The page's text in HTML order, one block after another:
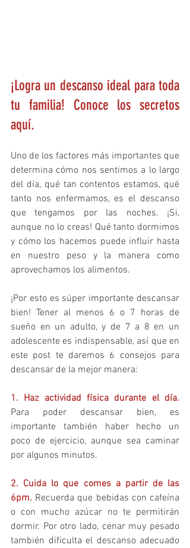
¡Logra un descanso ideal para toda
tu familia! Conoce los secretos
aquí.
Uno de los factores más importantes que
determina cómo nos sentimos a lo largo
del día, qué tan contentos estamos, qué
tanto nos enfermamos, es el descanso
que tengamos por las noches. ¡Si,
aunque no lo creas! Qué tanto dormimos
y cómo los hacemos puede influir hasta
en nuestro peso y la manera como
aprovechamos los alimentos.
¡Por esto es súper importante descansar
bien! Tener al menos 6 o 7 horas de
sueño en un adulto, y de 7 a 8 en un
adolescente es indispensable, así que en
este post te daremos 6 consejos para
descansar de la mejor manera:
1. Haz actividad física durante el día.
Para poder descansar bien, es
importante también haber hecho un
poco de ejercicio, aunque sea caminar
por algunos minutos.
2. Cuida lo que comes a partir de las
6pm. Recuerda que bebidas con cafeína
o con mucho azúcar no te permitirán
dormir. Por otro lado, cenar muy pesado
también dificulta el descanso adecuado